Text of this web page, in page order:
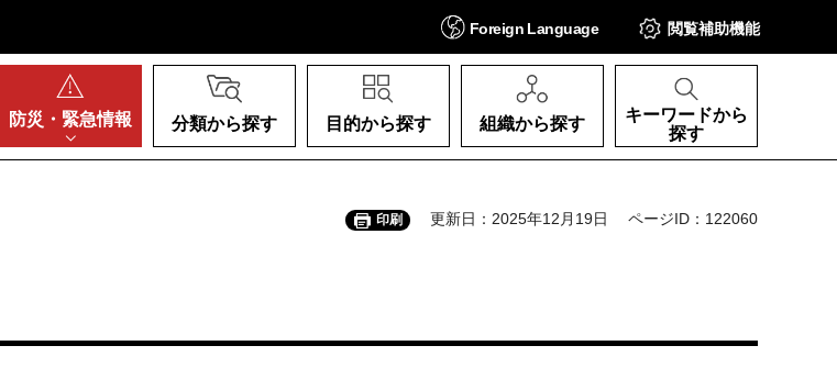
Foreign Language 閲覧補助機能
防災・ 緊急情報 分類から探す 目的から探す 組織から探す
キーワードから
探す
印刷 更新日：2025年12月19日 ページID：122060